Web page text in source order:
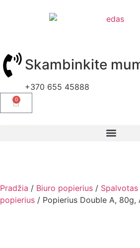
Skambinkite
+370 655 45888
0
Pradžia / Biuro popierius /
popierius / Popierius Double A, 80g,